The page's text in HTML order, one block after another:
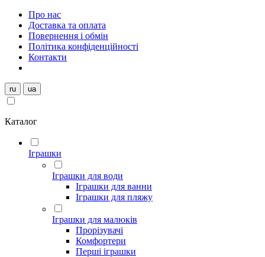
Про нас
Доставка та оплата
Повернення і обмін
Політика конфіденційності
Контакти
ru ua
Каталог
Іграшки
Іграшки для води
Іграшки для ванни
Іграшки для пляжу
Іграшки для малюків
Прорізувачі
Комфортери
Перші іграшки